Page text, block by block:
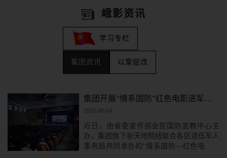
峨影资讯
学习专栏
集团资讯 以案促改
集团开展“情系国防”红色电影进军营展映活动
2026-08-04
近日，由省委宣传部全民国防宣教中心主
办，集团旗下新天地院线联合各区退伍军人
事务局共同承办的“情系国防—红色电影军